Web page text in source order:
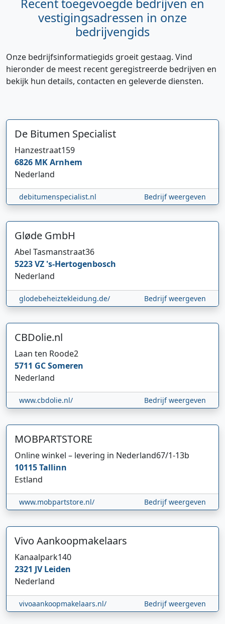
Recent toegevoegde bedrijven en
vestigingsadressen in onze
bedrijvengids
Onze bedrijfsinformatiegids groeit gestaag. Vind
hieronder de meest recent geregistreerde bedrijven en
bekijk hun details, contacten en geleverde diensten.
De Bitumen Specialist
Hanzestraat159
6826 MKArnhem
Nederland
debitumenspecialist.nl Bedrijf weergeven
Gløde GmbH
Abel Tasmanstraat36
5223 VZ 's-Hertogenbosch
Nederland
glodebeheiztekleidung.de/ Bedrijf weergeven
CBDolie.nl
Laan ten Roode2
5711 GCSomeren
Nederland
www.cbdolie.nl/ Bedrijf weergeven
MOBPARTSTORE
Online winkel – levering in Nederland67/1-13b
10115Tallinn
Estland
www.mobpartstore.nl/ Bedrijf weergeven
Vivo Aankoopmakelaars
Kanaalpark140
2321 JVLeiden
Nederland
vivoaankoopmakelaars.nl/ Bedrijf weergeven